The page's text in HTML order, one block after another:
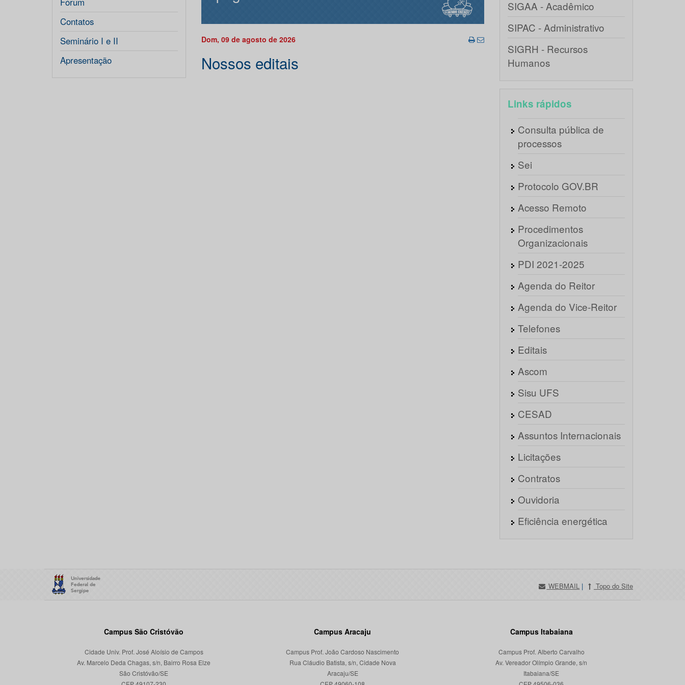
Contatos
Seminário I e II
Apresentação
Dom, 09 de agosto de 2026
Nossos editais
SIGAA - Acadêmico
SIPAC - Administrativo
SIGRH - Recursos
Humanos
Links rápidos
Consulta pública de
processos
Sei
Protocolo GOV.BR
Acesso Remoto
Procedimentos
Organizacionais
PDI 2021-2025
Agenda do Reitor
Agenda do Vice-Reitor
Telefones
Editais
Ascom
Sisu UFS
CESAD
Assuntos Internacionais
Licitações
Contratos
Ouvidoria
Eficiência energética
WEBMAIL | Topo do Site
Campus São Cristóvão
Cidade Univ. Prof. José Aloísio de Campos
Av. Marcelo Deda Chagas, s/n, Bairro Rosa Elze
São Cristóvão/SE
Campus Aracaju
Campus Prof. João Cardoso Nascimento
Rua Cláudio Batista, s/n, Cidade Nova
Aracaju/SE
Campus Itabaiana
Campus Prof. Alberto Carvalho
Av. Vereador Olímpio Grande, s/n
Itabaiana/SE